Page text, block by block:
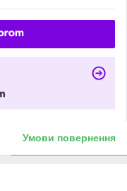
Умови повернення